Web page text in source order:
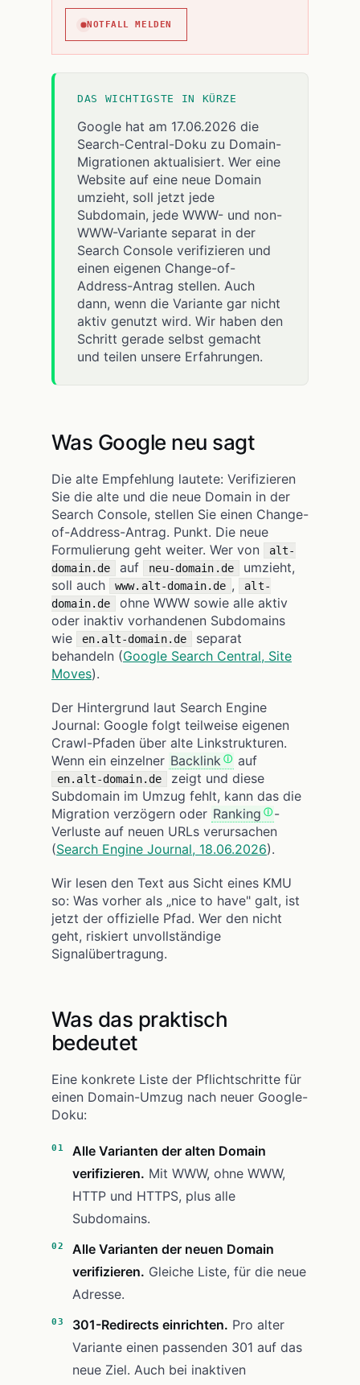
NOTFALL MELDEN
DAS WICHTIGSTE IN KÜRZE
Google hat am 17.06.2026 die
Search-Central-Doku zu Domain-
Migrationen aktualisiert. Wer eine
Website auf eine neue Domain
umzieht, soll jetzt jede
Subdomain, jede WWW- und non-
WWW-Variante separat in der
Search Console verifizieren und
einen eigenen Change-of-
Address-Antrag stellen. Auch
dann, wenn die Variante gar nicht
aktiv genutzt wird. Wir haben den
Schritt gerade selbst gemacht
und teilen unsere Erfahrungen.
Was Google neu sagt
Die alte Empfehlung lautete: Verifizieren
Sie die alte und die neue Domain in der
Search Console, stellen Sie einen Change-
of-Address-Antrag. Punkt. Die neue
Formulierung geht weiter. Wer von
alt-
domain.de
auf neu-domain.de
umzieht,
soll auch
www.alt-domain.de ,
alt-
domain.de
ohne WWW sowie alle aktiv
oder inaktiv vorhandenen Subdomains
wie
en.alt-domain.de
separat
behandeln (Google Search Central, Site
Moves).
Der Hintergrund laut Search Engine
Journal: Google folgt teilweise eigenen
Crawl-Pfaden über alte Linkstrukturen.
Wenn ein einzelner Backlink auf
en.alt-domain.de
zeigt und diese
Subdomain im Umzug fehlt, kann das die
Migration verzögern oder Ranking
-
Verluste auf neuen URLs verursachen
(Search Engine Journal, 18.06.2026).
Wir lesen den Text aus Sicht eines KMU
so: Was vorher als „nice to have" galt, ist
jetzt der offizielle Pfad. Wer den nicht
geht, riskiert unvollständige
Signalübertragung.
Was das praktisch
bedeutet
Eine konkrete Liste der Pflichtschritte für
einen Domain-Umzug nach neuer Google-
Doku:
Alle Varianten der alten Domain
verifizieren. Mit WWW, ohne WWW,
HTTP und HTTPS, plus alle
Subdomains.
Alle Varianten der neuen Domain
verifizieren. Gleiche Liste, für die neue
Adresse.
301-Redirects einrichten. Pro alter
Variante einen passenden 301 auf das
neue Ziel. Auch bei inaktiven